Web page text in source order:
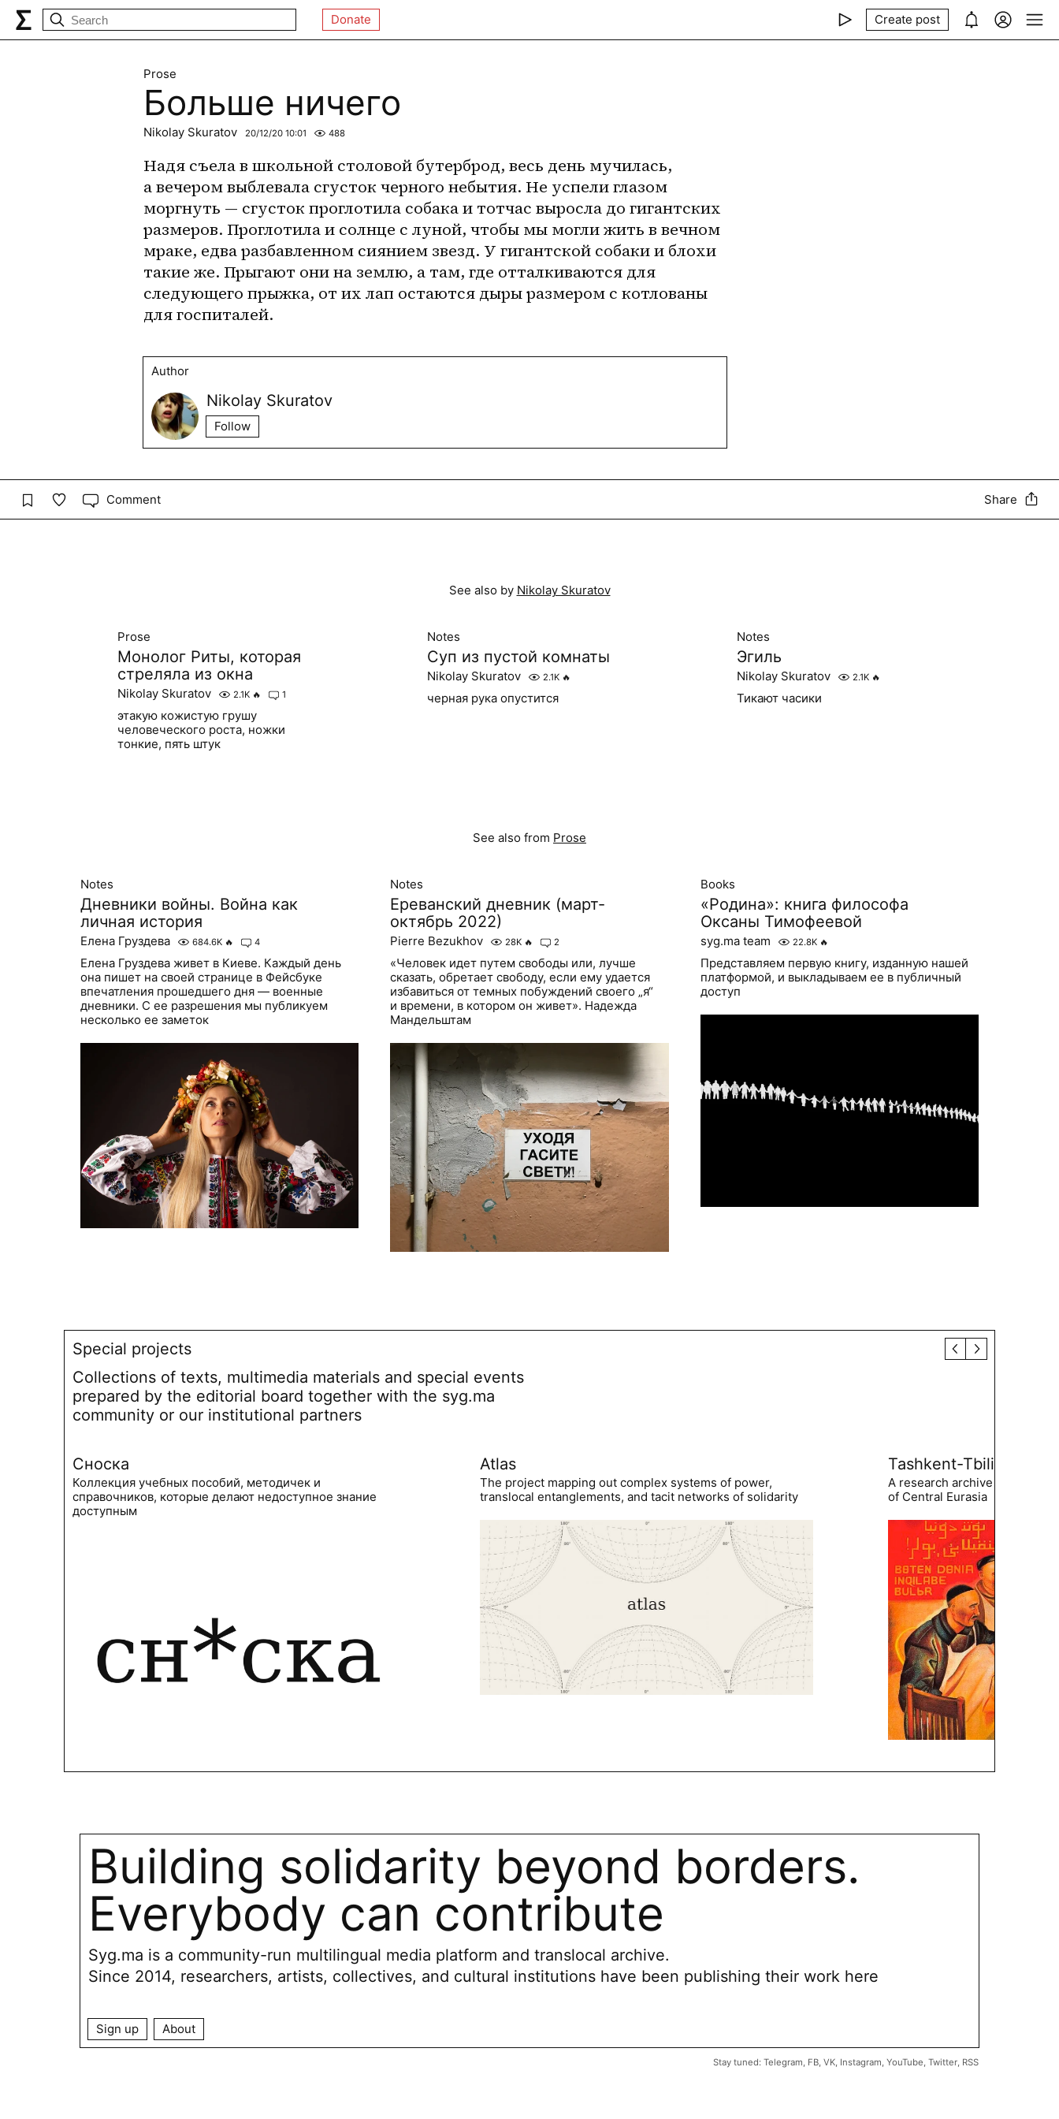
Donate Create post
Prose
Больше ничего
Nikolay Skuratov 20/12/20 10:01 488
Надя съела в школьной столовой бутерброд, весь день мучилась,
а вечером выблевала сгусток черного небытия. Не успели глазом
моргнуть — сгусток проглотила собака и тотчас выросла до гигантских
размеров. Проглотила и солнце с луной, чтобы мы могли жить в вечном
мраке, едва разбавленном сиянием звезд. У гигантской собаки и блохи
такие же. Прыгают они на землю, а там, где отталкиваются для
следующего прыжка, от их лап остаются дыры размером с котлованы
для госпиталей.
Author
Nikolay Skuratov
Follow
Comment Share
See also by Nikolay Skuratov
Prose
Монолог Риты, которая
стреляла из окна
Nikolay Skuratov 2.1K 🔥 1
этакую кожистую грушу
человеческого роста, ножки
тонкие, пять штук
Notes
Суп из пустой комнаты
Nikolay Skuratov 2.1K 🔥
черная рука опустится
Notes
Эгиль
Nikolay Skuratov 2.1K 🔥
Тикают часики
See also from Prose
Notes
Дневники войны. Война как
личная история
Елена Груздева 684.6K 🔥 4
Елена Груздева живет в Киеве. Каждый день
она пишет на своей странице в Фейсбуке
впечатления прошедшего дня — военные
дневники. С ее разрешения мы публикуем
несколько ее заметок
Notes
Ереванский дневник (март-
октябрь 2022)
Pierre Bezukhov 28K 🔥 2
«Человек идет путем свободы или, лучше
сказать, обретает свободу, если ему удается
избавиться от темных побуждений своего „я“
и времени, в котором он живет». Надежда
Мандельштам
Books
«Родина»: книга философа
Оксаны Тимофеевой
syg.ma team 22.8K 🔥
Представляем первую книгу, изданную нашей
платформой, и выкладываем ее в публичный
доступ
Special projects
Collections of texts, multimedia materials and special events
prepared by the editorial board together with the syg.ma
community or our institutional partners
Сноска
Коллекция учебных пособий, методичек и
справочников, которые делают недоступное знание
доступным
Atlas
The project mapping out complex systems of power,
translocal entanglements, and tacit networks of solidarity
Tashkent-Tbilisi
A research archive of the
of Central Eurasia
Building solidarity beyond borders.
Everybody can contribute
Syg.ma is a community-run multilingual media platform and translocal archive.
Since 2014, researchers, artists, collectives, and cultural institutions have been publishing their work here
Sign up About
Stay tuned: Telegram FB VK Instagram YouTube Twitter RSS